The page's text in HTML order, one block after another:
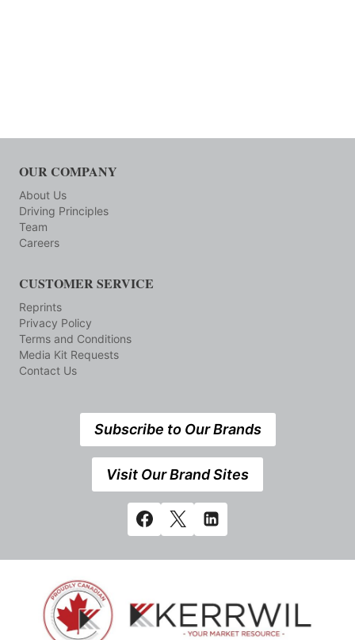
OUR COMPANY
About Us
Driving Principles
Team
Careers
CUSTOMER SERVICE
Reprints
Privacy Policy
Terms and Conditions
Media Kit Requests
Contact Us
Subscribe to Our Brands
Visit Our Brand Sites